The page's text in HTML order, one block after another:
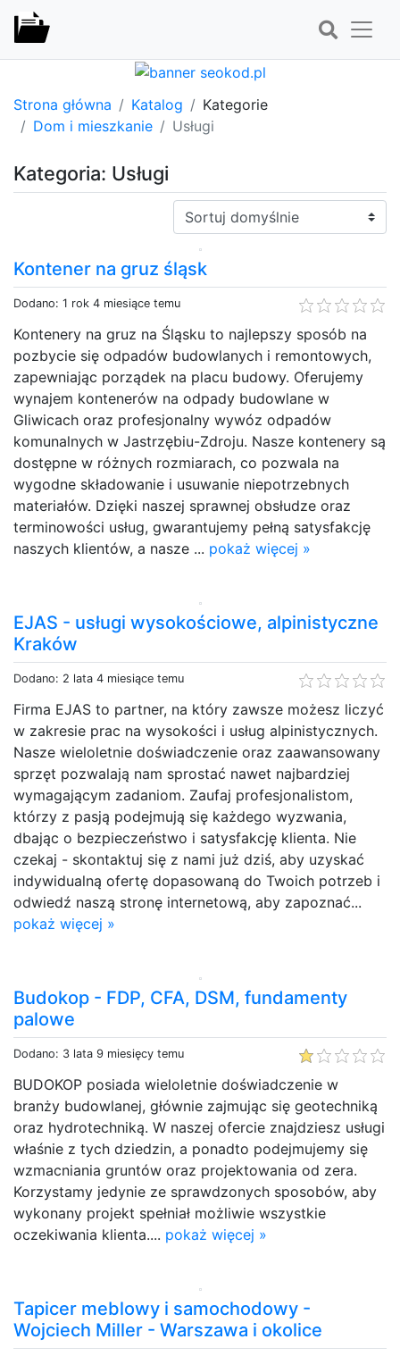
Strona główna Katalog
Kategorie
Dom i mieszkanie
Usługi
Kategoria: Usługi
Sortuj:
Kontener na gruz śląsk
Dodano: 1 rok 4 miesiące temu
Kontenery na gruz na Śląsku to najlepszy sposób na
pozbycie się odpadów budowlanych i remontowych,
zapewniając porządek na placu budowy. Oferujemy
wynajem kontenerów na odpady budowlane w
Gliwicach oraz profesjonalny wywóz odpadów
komunalnych w Jastrzębiu-Zdroju. Nasze kontenery są
dostępne w różnych rozmiarach, co pozwala na
wygodne składowanie i usuwanie niepotrzebnych
materiałów. Dzięki naszej sprawnej obsłudze oraz
terminowości usług, gwarantujemy pełną satysfakcję
naszych klientów, a nasze ... pokaż więcej »
EJAS - usługi wysokościowe, alpinistyczne
Kraków
Dodano: 2 lata 4 miesiące temu
Firma EJAS to partner, na który zawsze możesz liczyć
w zakresie prac na wysokości i usług alpinistycznych.
Nasze wieloletnie doświadczenie oraz zaawansowany
sprzęt pozwalają nam sprostać nawet najbardziej
wymagającym zadaniom. Zaufaj profesjonalistom,
którzy z pasją podejmują się każdego wyzwania,
dbając o bezpieczeństwo i satysfakcję klienta. Nie
czekaj - skontaktuj się z nami już dziś, aby uzyskać
indywidualną ofertę dopasowaną do Twoich potrzeb i
odwiedź naszą stronę internetową, aby zapoznać...
pokaż więcej »
Budokop - FDP, CFA, DSM, fundamenty
palowe
Dodano: 3 lata 9 miesięcy temu
BUDOKOP posiada wieloletnie doświadczenie w
branży budowlanej, głównie zajmując się geotechniką
oraz hydrotechniką. W naszej ofercie znajdziesz usługi
właśnie z tych dziedzin, a ponadto podejmujemy się
wzmacniania gruntów oraz projektowania od zera.
Korzystamy jedynie ze sprawdzonych sposobów, aby
wykonany projekt spełniał możliwie wszystkie
oczekiwania klienta.... pokaż więcej »
Tapicer meblowy i samochodowy -
Wojciech Miller - Warszawa i okolice